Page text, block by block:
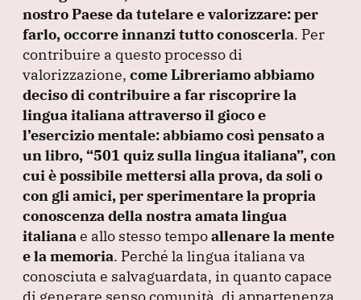
nostro Paese da tutelare e valorizzare: per
farlo, occorre innanzi tutto conoscerla. Per
contribuire a questo processo di
valorizzazione, come Libreriamo abbiamo
deciso di contribuire a far riscoprire la
lingua italiana attraverso il gioco e
l’esercizio mentale: abbiamo così pensato a
un libro,“501 quiz sulla lingua italiana”, con
cui è possibile mettersi alla prova, da soli o
con gli amici, per sperimentare la propria
conoscenza della nostra amata lingua
italiana e allo stesso tempoallenare la mente
e la memoria. Perché la lingua italiana va
conosciuta e salvaguardata, in quanto capace
di generare senso comunità, di appartenenza,